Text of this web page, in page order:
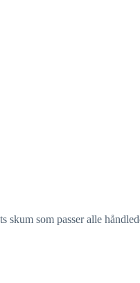
som passer alle